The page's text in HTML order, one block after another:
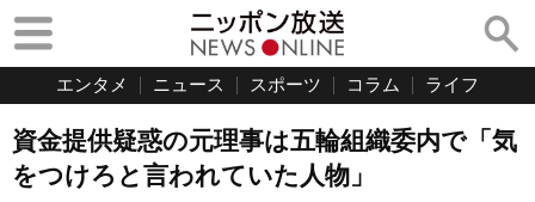
エンタメ ニュース スポーツ コラム ライフ
資金提供疑惑の元理事は五輪組織委内で「気
をつけろと言われていた人物」